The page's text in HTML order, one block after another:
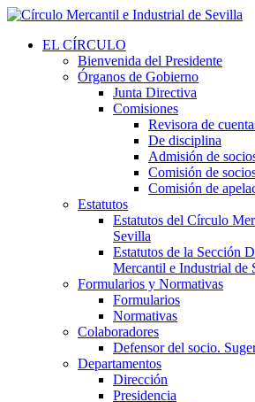
EL CÍRCULO
Bienvenida del Presidente
Órganos de Gobierno
Junta Directiva
Comisiones
Revisora de
De disciplina
Admisión de
Comisión de
Comisión de
Estatutos
Estatutos del Círculo
Sevilla
Estatutos de la Sección
Mercantil e Industrial de
Formularios y Normativas
Formularios
Normativas
Colaboradores
Defensor del socio.
Departamentos
Dirección
Presidencia